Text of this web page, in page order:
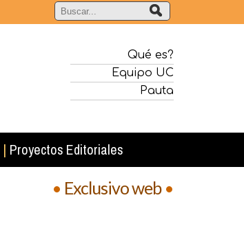
Qué es?
Equipo UC
Pauta
| Proyectos Editoriales
• Exclusivo web•